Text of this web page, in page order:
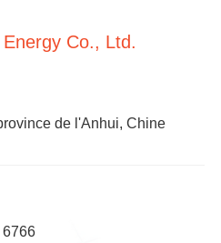
Co., Ltd.
de l'Anhui, Chine
6766